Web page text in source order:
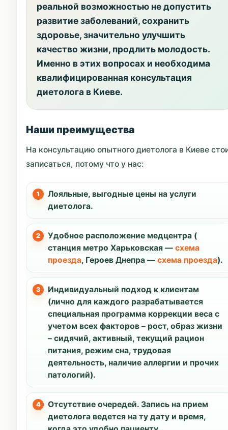
реальной возможностью не допустить
развитие заболеваний, сохранить
здоровье, значительно улучшить
качество жизни, продлить молодость.
Именно в этих вопросах и необходима
квалифицированная консультация
диетолога в Киеве.
Наши преимущества
На консультацию опытного диетолога в Киеве
записаться, потому что у нас:
Лояльные, выгодные цены на услуги
диетолога.
Удобное расположение медцентра (
станция метро Харьковская — схема
проезда, Героев Днепра — схема проезда).
Индивидуальный подход к клиентам
(лично для каждого разрабатывается
специальная программа коррекции веса с
учетом всех факторов – рост, образ жизни
– сидячий, активный, текущий рацион
питания, режим сна, трудовая
деятельность, наличие аллергии и прочих
патологий).
Отсутствие очередей. Запись на прием
диетолога ведется на ту дату и время,